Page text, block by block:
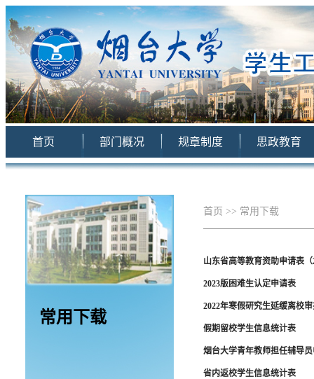
首页 部门概况 规章制度 思政教育
常用下载
首页 >> 常用下载
山东省高等教育资助申请表（
2023版困难生认定申请表
2022年寒假研究生延缓离校
假期留校学生信息统计表
烟台大学青年教师担任辅导
省内返校学生信息统计表